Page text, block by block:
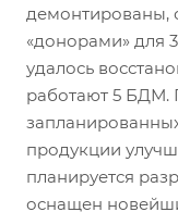
демонтированы,
«донорами» для
удалось
работают 5 БДМ.
продукции
планируется
оснащен